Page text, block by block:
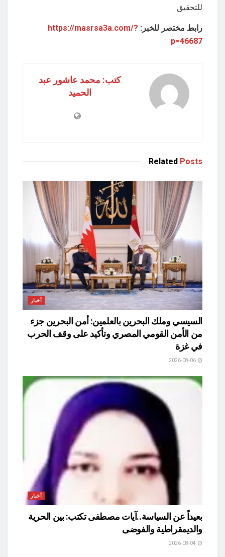
للتحقيق
رابط مختصر للخبر: https://masrsa3a.com/?
p=46687
كتب: محمد عاشور عبد
الحميد
Related Posts
أخبار
السيسي وملك البحرين بالعلمين: أمن البحرين جزء
من الأمن القومي المصري وتأكيد على وقف الحرب
في غزة
أخبار
بعيداً عن السياسة..آيات مصطفى تكتب: بين الحرية
والديمقراطية والفوضى